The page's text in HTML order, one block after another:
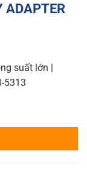
ADAPTER
suất lớn |
5313
2"NPT CABLE